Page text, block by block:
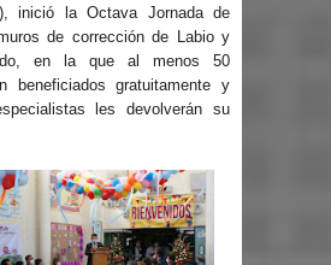
inició la Octava Jornada de
de corrección de Labio y
en la que al menos 50
beneficiados gratuitamente y
les devolverán su